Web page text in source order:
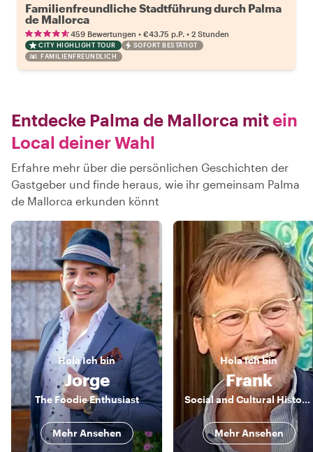
Familienfreundliche Stadtführung durch Palma
de Mallorca
459 Bewertungen • €43.75 p.P. • 2 Stunden
CITY HIGHLIGHT TOUR
SOFORT BESTÄTIGT
FAMILIENFREUNDLICH
Entdecke Palma de Mallorca mitein
Local deiner Wahl
Erfahre mehr über die persönlichen Geschichten der
Gastgeber und finde heraus, wie ihr gemeinsam Palma
de Mallorca erkunden könnt
Hola Ich bin
Jorge
The Foodie Enthusiast
Mehr Ansehen
HolaIch bin
Frank
Social and Cultural Historian
Mehr Ansehen